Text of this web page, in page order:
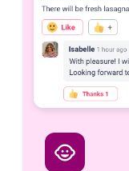
child_care